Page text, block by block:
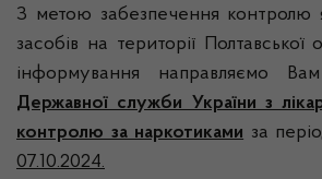
З метою забезпечення контролю
засобів на території Полтавської
інформування направляємо
Державної служби України з
контролю за наркотиками за
07.10.2024.